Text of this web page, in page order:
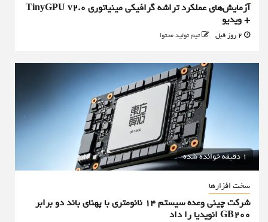
آزمایش‌های عملکرد تراشه گرافیکی مینیاتوری TinyGPU v2.0
+ ویدیو
تیم تولید محتوا
1 دقیقه خوانده شده
سخت افزارها
شرکت چینی وعده سیستم ۱۴ نانومتری با پهنای باند دو برابر
GB200 انویدیا را داد